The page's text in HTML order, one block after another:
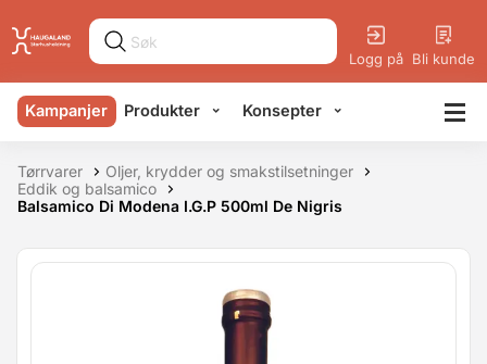
Logg på Bli kunde
Kampanjer Produkter Konsepter
Tørrvarer
Oljer, krydder og smakstilsetninger
Eddik og balsamico
Balsamico Di Modena I.G.P 500ml De Nigris